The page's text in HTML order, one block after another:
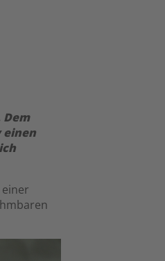
einen